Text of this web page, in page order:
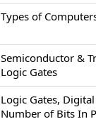
Types of
Semiconductor &
Logic Gates
Logic Gates,
Number of Bits In